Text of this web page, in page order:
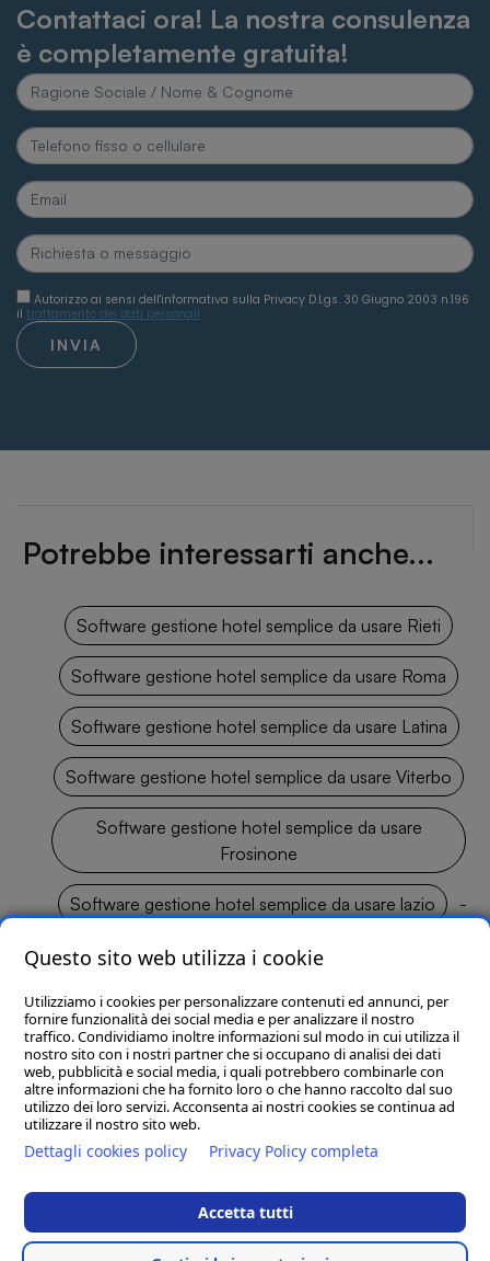
Contattaci ora! La nostra consulenza
è completamente gratuita!
Autorizzo ai sensi dell'informativa sulla Privacy D.Lgs. 30 Giugno 2003 n.196
il trattamento dei dati personali
INVIA
Potrebbe interessarti anche...
Software gestione hotel semplice da usare Rieti
Software gestione hotel semplice da usare Roma
Software gestione hotel semplice da usare Latina
Software gestione hotel semplice da usare Viterbo
Software gestione hotel semplice da usare
Frosinone
Software gestione hotel semplice da usare lazio -
Software gestione hotel semplice da usare Italia
Clion S.p.A. con socio unico - P.I./C.F./C.C.I.A.A. 01644540435 - Reg. Imp. MC
169521 - Cap. Soc. € 1.000.000,00 I.v. - Email. info@clion.it - PEC
clion@pec.it
Sede legale, tecnica ed amministrativa: Via Alvata, 200 - 62018 - Porto
Potenza Picena (Macerata)
Tel. 0733/881189 (14 linee r.a.) - Fax. 0733/884119
Sant'Angelo all'Esca (Avellino)
Tel. & Fax. 0827/73744
Clion Point Ancona: Corso Giovanni Amendola, 44A - 60123 Ancona (AN)
Tel. 379/1693054Privacy Policy Cookie Policy
Questo sito web utilizza i cookie
Utilizziamo i cookies per personalizzare contenuti ed annunci, per
fornire funzionalità dei social media e per analizzare il nostro
traffico. Condividiamo inoltre informazioni sul modo in cui utilizza il
nostro sito con i nostri partner che si occupano di analisi dei dati
web, pubblicità e social media, i quali potrebbero combinarle con
altre informazioni che ha fornito loro o che hanno raccolto dal suo
utilizzo dei loro servizi. Acconsenta ai nostri cookies se continua ad
utilizzare il nostro sito web.
Dettagli cookies policy Privacy Policy completa
Accetta tutti